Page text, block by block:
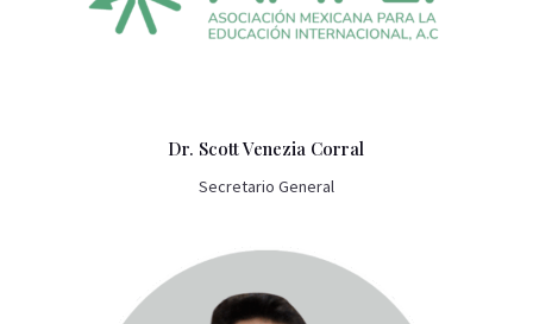
Dr. Scott Venezia Corral
Secretario General